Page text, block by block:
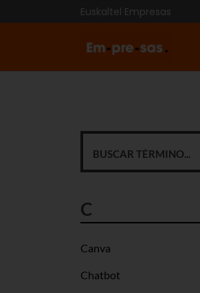
Euskaltel Empresas
C
Canva
Chatbot